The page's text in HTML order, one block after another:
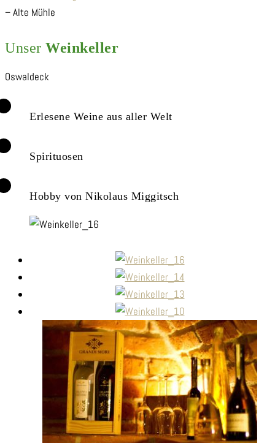
– Alte Mühle
Unser Weinkeller
Erlesene Weine aus aller Welt
Spirituosen
Hobby von Nikolaus Miggitsch